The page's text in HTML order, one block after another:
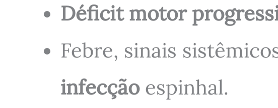
Déficit motor
Febre, sinais
infecçãoespinhal.